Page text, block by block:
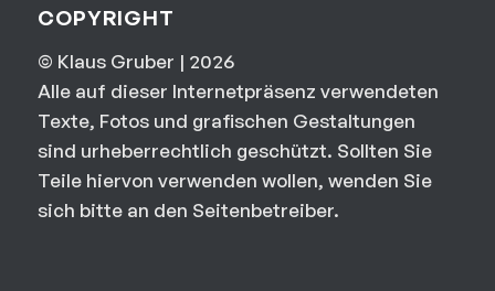
COPYRIGHT
© Klaus Gruber | 2026
Alle auf dieser Internetpräsenz verwendeten
Texte, Fotos und grafischen Gestaltungen
sind urheberrechtlich geschützt. Sollten Sie
Teile hiervon verwenden wollen, wenden Sie
sich bitte an den Seitenbetreiber.